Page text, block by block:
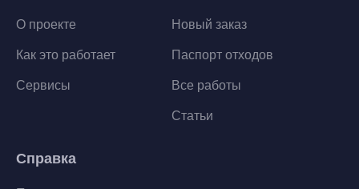
О проекте
Как это работает
Сервисы
Новый заказ
Паспорт отходов
Все работы
Статьи
Справка